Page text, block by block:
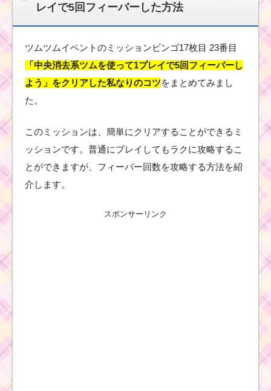
レイで5回フィーバーした方法
ツムツムイベントのミッションビンゴ17枚目 23番目
「中央消去系ツムを使って1プレイで5回フィーバーし
よう」をクリアした私なりのコツをまとめてみまし
た。
このミッションは、簡単にクリアすることができるミ
ッションです。普通にプレイしてもラクに攻略するこ
とができますが、フィーバー回数を攻略する方法を紹
介します。
スポンサーリンク